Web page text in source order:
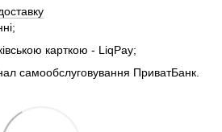
карткою - LiqPay;
самообслуговування ПриватБанк.